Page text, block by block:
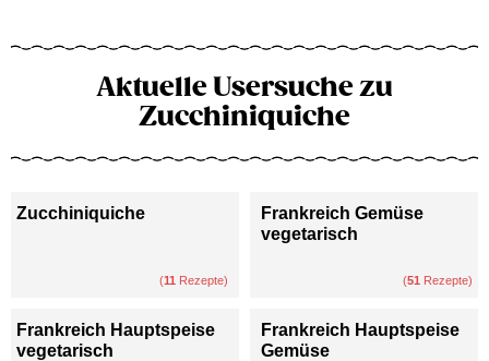
Aktuelle Usersuche zu
Zucchiniquiche
Zucchiniquiche
(11 Rezepte)
Frankreich Gemüse
vegetarisch
(51 Rezepte)
Frankreich Hauptspeise
vegetarisch
Frankreich Hauptspeise
Gemüse